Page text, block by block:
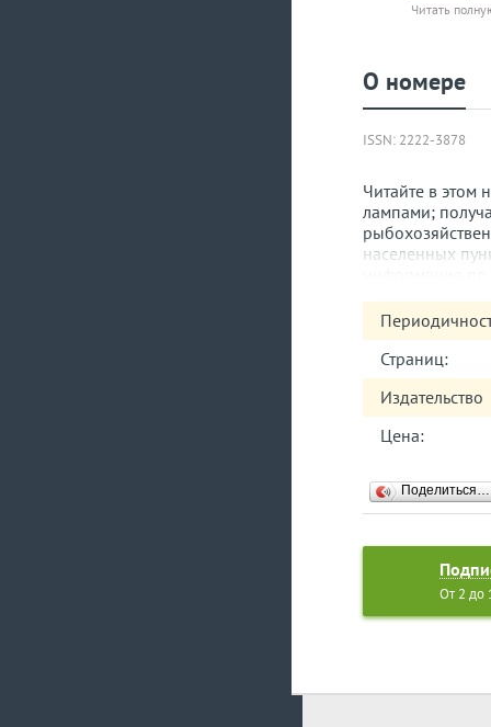
Читать
О номере
ISSN: 2222-3878
Читайте в
лампами;
населенных
Страниц:
Издательство
Цена:
Поделиться…
От 2 до